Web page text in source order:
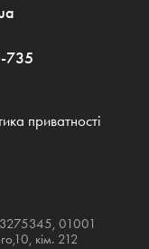
735
приватності
01001
кім. 212